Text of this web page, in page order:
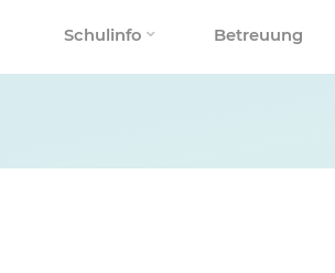
Schulinfo Betreuung